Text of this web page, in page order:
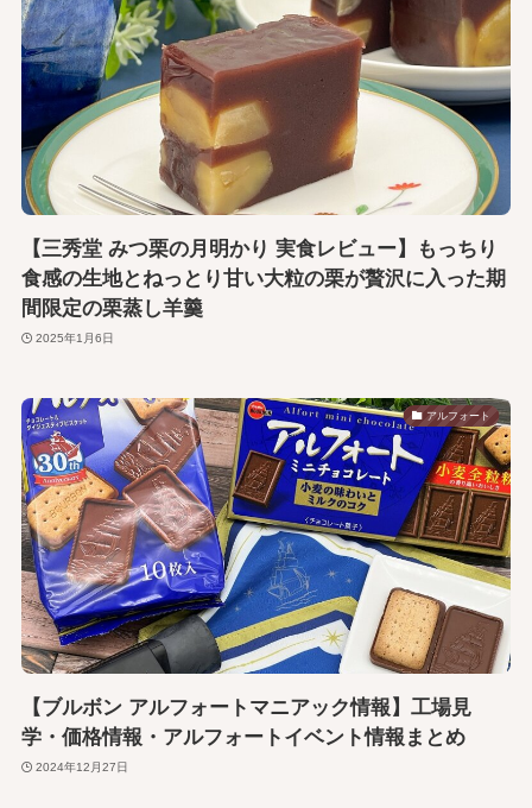
【三秀堂 みつ栗の月明かり 実食レビュー】もっちり
食感の生地とねっとり甘い大粒の栗が贅沢に入った期
間限定の栗蒸し羊羹
2025年1月6日
アルフォート
【ブルボン アルフォートマニアック情報】工場見
学・価格情報・アルフォートイベント情報まとめ
2024年12月27日